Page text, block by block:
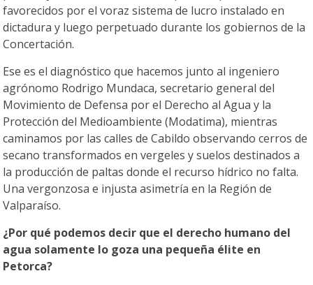
favorecidos por el voraz sistema de lucro instalado en
dictadura y luego perpetuado durante los gobiernos de la
Concertación.
Ese es el diagnóstico que hacemos junto al ingeniero
agrónomo Rodrigo Mundaca, secretario general del
Movimiento de Defensa por el Derecho al Agua y la
Protección del Medioambiente (Modatima), mientras
caminamos por las calles de Cabildo observando cerros de
secano transformados en vergeles y suelos destinados a
la producción de paltas donde el recurso hídrico no falta.
Una vergonzosa e injusta asimetría en la Región de
Valparaíso.
¿Por qué podemos decir que el derecho humano del
agua solamente lo goza una pequeña élite en
Petorca?